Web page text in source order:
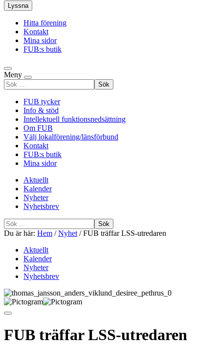
Lyssna
Hitta förening
Kontakt
Mina sidor
FUB:s butik
Meny
Sök
efter
FUB tycker
Info & stöd
Intellektuell funktionsnedsättning
Om FUB
Välj lokalförening/länsförbund
Kontakt
FUB:s butik
Mina sidor
Aktuellt
Kalender
Nyheter
Nyhetsbrev
Sök
efter
Du är här: Hem /Nyhet /FUB träffar LSS-utredaren
Aktuellt
Kalender
Nyheter
Nyhetsbrev
FUB träffar LSS-utredaren